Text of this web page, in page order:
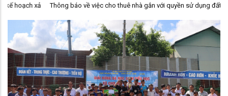
xả Thông báo về việc cho thuê nhà gắn với quyền sử dụng đất